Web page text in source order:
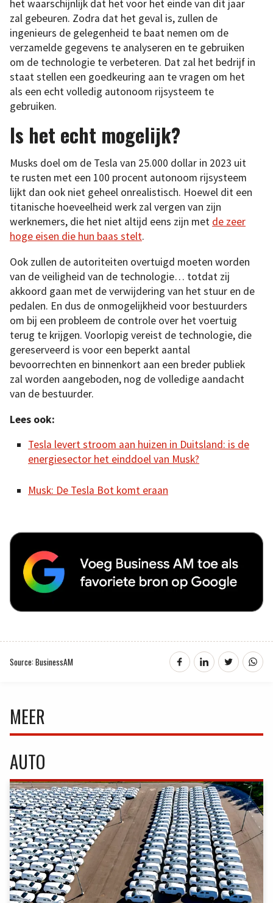
het waarschijnlijk dat het voor het einde van dit jaar
zal gebeuren. Zodra dat het geval is, zullen de
ingenieurs de gelegenheid te baat nemen om de
verzamelde gegevens te analyseren en te gebruiken
om de technologie te verbeteren. Dat zal het bedrijf in
staat stellen een goedkeuring aan te vragen om het
als een echt volledig autonoom rijsysteem te
gebruiken.
Is het echt mogelijk?
Musks doel om de Tesla van 25.000 dollar in 2023 uit
te rusten met een 100 procent autonoom rijsysteem
lijkt dan ook niet geheel onrealistisch. Hoewel dit een
titanische hoeveelheid werk zal vergen van zijn
werknemers, die het niet altijd eens zijn met de zeer
hoge eisen die hun baas stelt.
Ook zullen de autoriteiten overtuigd moeten worden
van de veiligheid van de technologie… totdat zij
akkoord gaan met de verwijdering van het stuur en de
pedalen. En dus de onmogelijkheid voor bestuurders
om bij een probleem de controle over het voertuig
terug te krijgen. Voorlopig vereist de technologie, die
gereserveerd is voor een beperkt aantal
bevoorrechten en binnenkort aan een breder publiek
zal worden aangeboden, nog de volledige aandacht
van de bestuurder.
Lees ook:
Tesla levert stroom aan huizen in Duitsland: is de
energiesector het einddoel van Musk?
Musk: De Tesla Bot komt eraan
Source: BusinessAM
MEER
AUTO